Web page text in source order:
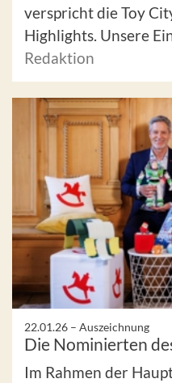
verspricht die Toy
Highlights. Unsere
Redaktion
22.01.26 – Auszeichnung
Die Nominierten
Im Rahmen der